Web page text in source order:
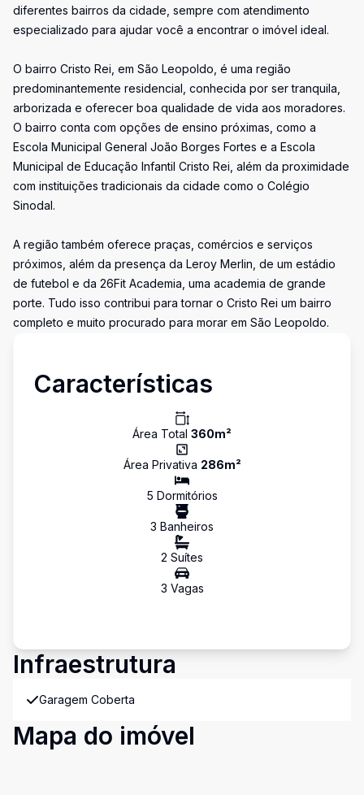
diferentes bairros da cidade, sempre com atendimento
especializado para ajudar você a encontrar o imóvel ideal.
O bairro Cristo Rei, em São Leopoldo, é uma região
predominantemente residencial, conhecida por ser tranquila,
arborizada e oferecer boa qualidade de vida aos moradores.
O bairro conta com opções de ensino próximas, como a
Escola Municipal General João Borges Fortes e a Escola
Municipal de Educação Infantil Cristo Rei, além da proximidade
com instituições tradicionais da cidade como o Colégio
Sinodal.
A região também oferece praças, comércios e serviços
próximos, além da presença da Leroy Merlin, de um estádio
de futebol e da 26Fit Academia, uma academia de grande
porte. Tudo isso contribui para tornar o Cristo Rei um bairro
completo e muito procurado para morar em São Leopoldo.
Características
Área Total 360m²
Área Privativa 286m²
5 Dormitórios
3 Banheiros
2 Suítes
3 Vagas
Infraestrutura
Garagem Coberta
Mapa do imóvel